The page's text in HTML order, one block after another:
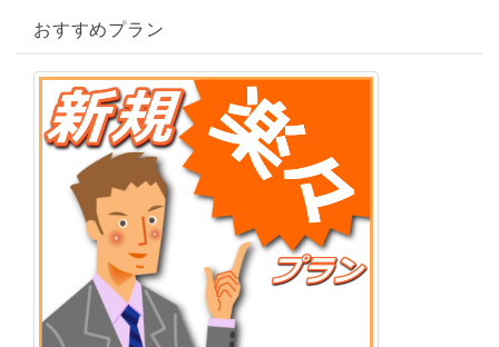
おすすめプラン